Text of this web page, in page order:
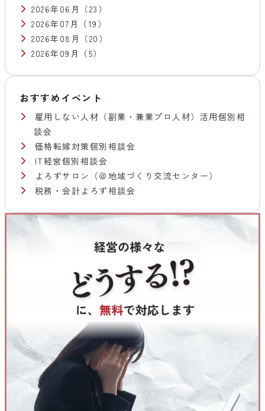
2026年06月
（23）
2026年07月
（19）
2026年08月
（20）
2026年09月
（5）
おすすめイベント
雇用しない人材（副業・兼業プロ人材）活用個別相
談会
価格転嫁対策個別相談会
IT経営個別相談会
よろずサロン（＠地域づくり交流センター）
税務・会計よろず相談会